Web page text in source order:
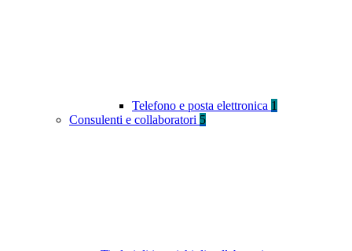
Telefono e posta elettronica 1
Consulenti e collaboratori 5